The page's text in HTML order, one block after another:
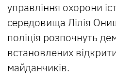
управління охорони
середовища Лілія
поліція розпочнуть
встановлених
майданчиків.